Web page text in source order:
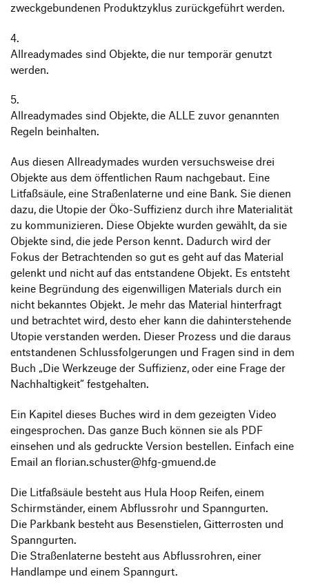
zweckgebundenen Produktzyklus zurückgeführt werden.
Allreadymades sind Objekte, die nur temporär genutzt
werden.
Allreadymades sind Objekte, die ALLE zuvor genannten
Regeln beinhalten.
Aus diesen Allreadymades wurden versuchsweise drei
Objekte aus dem öffentlichen Raum nachgebaut. Eine
Litfaßsäule, eine Straßenlaterne und eine Bank. Sie dienen
dazu, die Utopie der Öko-Suffizienz durch ihre Materialität
zu kommunizieren. Diese Objekte wurden gewählt, da sie
Objekte sind, die jede Person kennt. Dadurch wird der
Fokus der Betrachtenden so gut es geht auf das Material
gelenkt und nicht auf das entstandene Objekt. Es entsteht
keine Begründung des eigenwilligen Materials durch ein
nicht bekanntes Objekt. Je mehr das Material hinterfragt
und betrachtet wird, desto eher kann die dahinterstehende
Utopie verstanden werden. Dieser Prozess und die daraus
entstandenen Schlussfolgerungen und Fragen sind in dem
Buch „Die Werkzeuge der Suffizienz, oder eine Frage der
Nachhaltigkeit“ festgehalten.
Ein Kapitel dieses Buches wird in dem gezeigten Video
eingesprochen. Das ganze Buch können sie als PDF
einsehen und als gedruckte Version bestellen. Einfach eine
Email an florian.schuster@hfg-gmuend.de
Die Litfaßsäule besteht aus Hula Hoop Reifen, einem
Schirmständer, einem Abflussrohr und Spanngurten.
Die Parkbank besteht aus Besenstielen, Gitterrosten und
Spanngurten.
Die Straßenlaterne besteht aus Abflussrohren, einer
Handlampe und einem Spanngurt.